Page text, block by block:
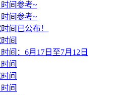
间参考~
间参考~
间已公布！
间
间：6月17日至7月12日
间
间
间